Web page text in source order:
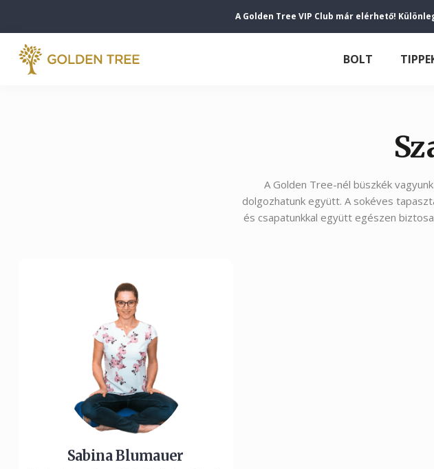
A Golden Tree VIP Club már elérhető!
BOLT
A Golden Tree-nél büszkék
dolgozhatunk együtt. A sokéves
és csapatunkkal együtt egészen
Sabina Blumauer